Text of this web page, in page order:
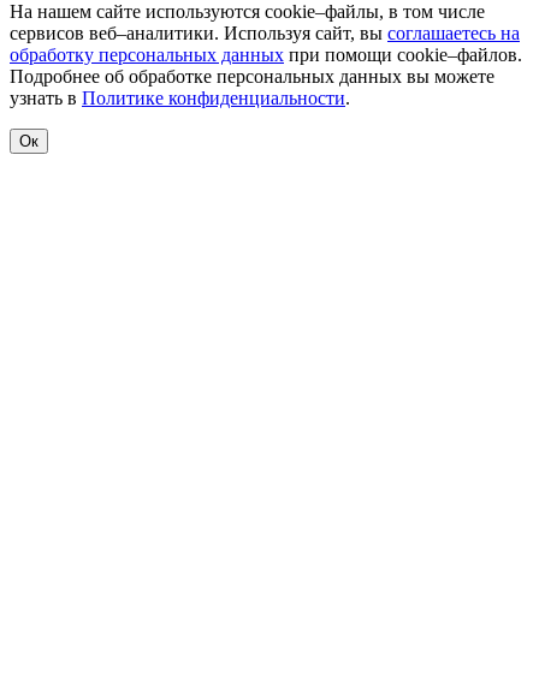
На нашем сайте используются cookie–файлы, в том числе
сервисов веб–аналитики. Используя сайт, вы соглашаетесь на
обработку персональных данных при помощи cookie–файлов.
Подробнее об обработке персональных данных вы можете
узнать в Политике конфиденциальности.
Ок